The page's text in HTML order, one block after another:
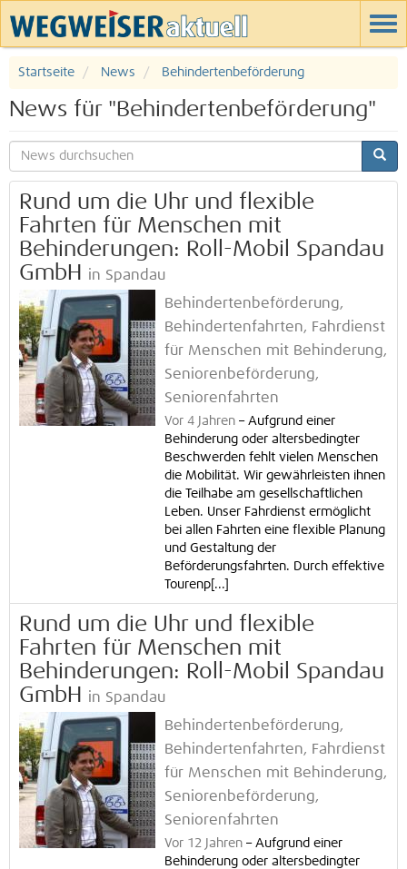
Startseite News Behindertenbeförderung
News für "Behindertenbeförderung"
Rund um die Uhr und flexible
Fahrten für Menschen mit
Behinderungen: Roll-Mobil Spandau
GmbH
in Spandau
Behindertenbeförderung,
Behindertenfahrten, Fahrdienst
für Menschen mit Behinderung,
Seniorenbeförderung,
Seniorenfahrten
Vor 4 Jahren – Aufgrund einer
Behinderung oder altersbedingter
Beschwerden fehlt vielen Menschen
die Mobilität. Wir gewährleisten ihnen
die Teilhabe am gesellschaftlichen
Leben. Unser Fahrdienst ermöglicht
bei allen Fahrten eine flexible Planung
und Gestaltung der
Beförderungsfahrten. Durch effektive
Tourenp[...]
Rund um die Uhr und flexible
Fahrten für Menschen mit
Behinderungen: Roll-Mobil Spandau
GmbH
in Spandau
Behindertenbeförderung,
Behindertenfahrten, Fahrdienst
für Menschen mit Behinderung,
Seniorenbeförderung,
Seniorenfahrten
Vor 12 Jahren – Aufgrund einer
Behinderung oder altersbedingter